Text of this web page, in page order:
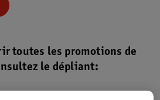
toutes les promotions de
le dépliant: